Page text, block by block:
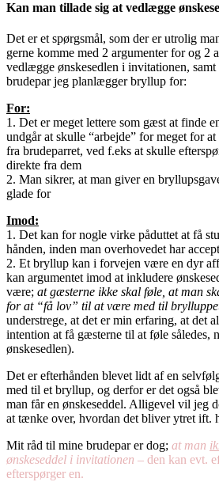
Kan man tillade sig at vedlægge
Det er et spørgsmål, som der er utrolig
gerne komme med 2 argumenter for og 2
vedlægge ønskesedlen i invitationen,
brudepar jeg planlægger bryllup for:
For:
1. Det er meget lettere som gæst at finde
undgår at skulle “arbejde” for meget for
fra brudeparret, ved f.eks at skulle
direkte fra dem
2. Man sikrer, at man giver en
glade for
Imod:
1. Det kan for nogle virke påduttet at få
hånden, inden man overhovedet har
2. Et bryllup kan i forvejen være en dyr
kan argumentet imod at inkludere
være; at gæsterne ikke skal føle, at man
for at “få lov” til at være med til
understrege, at det er min erfaring, at det
intention at få gæsterne til at føle således,
ønskesedlen).
Det er efterhånden blevet lidt af en
med til et bryllup, og derfor er det også
man får en ønskeseddel. Alligevel vil jeg
at tænke over, hvordan det bliver ytret ift.
Mit råd til mine brudepar er dog; at man
ønskeseddel i invitationen – den kan evt.
efterspørger en.